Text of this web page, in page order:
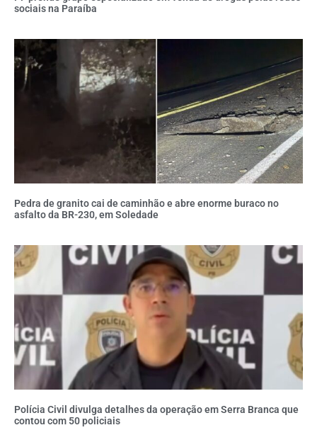
sociais na Paraíba
Pedra de granito cai de caminhão e abre enorme buraco no
asfalto da BR-230, em Soledade
Polícia Civil divulga detalhes da operação em Serra Branca que
contou com 50 policiais